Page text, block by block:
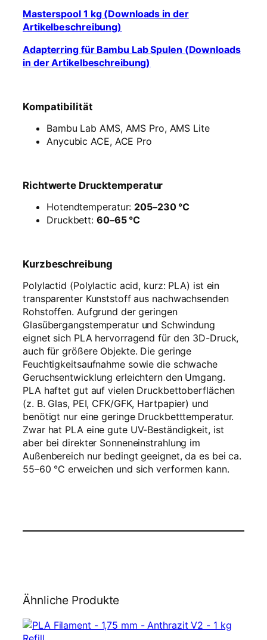
Masterspool 1 kg (Downloads in der
Artikelbeschreibung)
Adapterring für Bambu Lab Spulen (Downloads
in der Artikelbeschreibung)
Kompatibilität
Bambu Lab AMS, AMS Pro, AMS Lite
Anycubic ACE, ACE Pro
Richtwerte Drucktemperatur
Hotendtemperatur: 205–230 °C
Druckbett: 60–65 °C
Kurzbeschreibung
Polylactid (Polylactic acid, kurz: PLA) ist ein
transparenter Kunststoff aus nachwachsenden
Rohstoffen. Aufgrund der geringen
Glasübergangstemperatur und Schwindung
eignet sich PLA hervorragend für den 3D-Druck,
auch für größere Objekte. Die geringe
Feuchtigkeitsaufnahme sowie die schwache
Geruchsentwicklung erleichtern den Umgang.
PLA haftet gut auf vielen Druckbettoberflächen
(z. B. Glas, PEI, CFK/GFK, Hartpapier) und
benötigt nur eine geringe Druckbetttemperatur.
Zwar hat PLA eine gute UV-Beständigkeit, ist
aber bei direkter Sonneneinstrahlung im
Außenbereich nur bedingt geeignet, da es bei ca.
55–60 °C erweichen und sich verformen kann.
Ähnliche Produkte